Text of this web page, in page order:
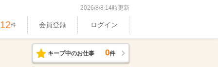
2026/8/8 14時更新
件 会員登録 ログイン
キープ中のお仕事 0件